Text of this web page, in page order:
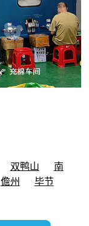
双鸭山
南
儋州
毕节